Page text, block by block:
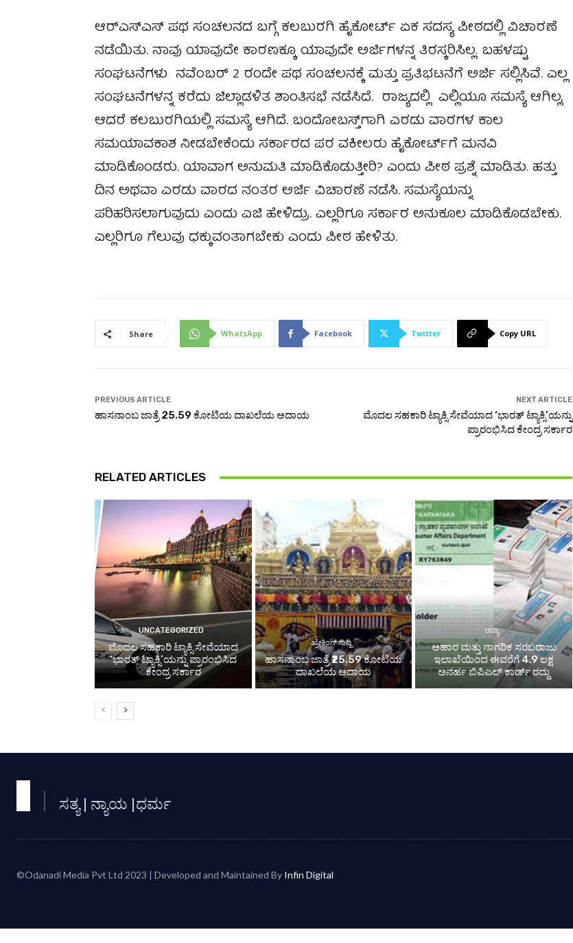
ಆರ್‌ಎಸ್‌ಎಸ್ ಪಥ ಸಂಚಲನದ ಬಗ್ಗೆ ಕಲಬುರಗಿ ಹೈಕೋರ್ಟ್ ಏಕ ಸದಸ್ಯ ಪೀಠದಲ್ಲಿ ವಿಚಾರಣೆ
ನಡೆಯಿತು. ನಾವು ಯಾವುದೇ ಕಾರಣಕ್ಕೂ ಯಾವುದೇ ಅರ್ಜಿಗಳನ್ನ ತಿರಸ್ಕರಿಸಿಲ್ಲ. ಬಹಳಷ್ಟು
ಸಂಘಟನೆಗಳು ನವೆಂಬರ್ 2 ರಂದೇ ಪಥ ಸಂಚಲನಕ್ಕೆ ಮತ್ತು ಪ್ರತಿಭಟನೆಗೆ ಅರ್ಜಿ ಸಲ್ಲಿಸಿವೆ. ಎಲ್ಲ
ಸಂಘಟನೆಗಳನ್ನ ಕರೆದು ಜಿಲ್ಲಾಡಳಿತ ಶಾಂತಿಸಭೆ ನಡೆಸಿದೆ. ರಾಜ್ಯದಲ್ಲಿ ಎಲ್ಲಿಯೂ ಸಮಸ್ಯೆ ಆಗಿಲ್ಲ,
ಆದರೆ ಕಲಬುರಗಿಯಲ್ಲಿ ಸಮಸ್ಯೆ ಆಗಿದೆ. ಬಂದೋಬಸ್ತ್‌ಗಾಗಿ ಎರಡು ವಾರಗಳ ಕಾಲ
ಸಮಯಾವಕಾಶ ನೀಡಬೇಕೆಂದು ಸರ್ಕಾರದ ಪರ ವಕೀಲರು ಹೈಕೋರ್ಟ್​ಗೆ ಮನವಿ
ಮಾಡಿಕೊಂಡರು. ಯಾವಾಗ ಅನುಮತಿ ಮಾಡಿಕೊಡುತ್ತೀರಿ? ಎಂದು ಪೀಠ ಪ್ರಶ್ನೆ ಮಾಡಿತು. ಹತ್ತು
ದಿನ ಅಥವಾ ಎರಡು ವಾರದ ನಂತರ ಅರ್ಜಿ ವಿಚಾರಣೆ ನಡೆಸಿ. ಸಮಸ್ಯೆಯನ್ನು
ಪರಿಹರಿಸಲಾಗುವುದು ಎಂದು ಎಜಿ ಹೇಳಿದ್ರು. ಎಲ್ಲರಿಗೂ ಸರ್ಕಾರ ಅನುಕೂಲ ಮಾಡಿಕೊಡಬೇಕು.
ಎಲ್ಲರಿಗೂ ಗೆಲುವು ಧಕ್ಕುವಂತಾಗಬೇಕು ಎಂದು ಪೀಠ ಹೇಳಿತು.
Share WhatsApp Facebook Twitter Copy URL
PREVIOUS ARTICLE
ಹಾಸನಾಂಬ ಜಾತ್ರೆ ₹25.59 ಕೋಟಿಯ ದಾಖಲೆಯ ಆದಾಯ
NEXT ARTICLE
ಮೊದಲ ಸಹಕಾರಿ ಟ್ಯಾಕ್ಸಿ ಸೇವೆಯಾದ ‘ಭಾರತ್ ಟ್ಯಾಕ್ಸಿ’ಯನ್ನು
ಪ್ರಾರಂಭಿಸಿದ ಕೇಂದ್ರ ಸರ್ಕಾರ
RELATED ARTICLES
UNCATEGORIZED
ಮೊದಲ ಸಹಕಾರಿ ಟ್ಯಾಕ್ಸಿ ಸೇವೆಯಾದ
‘ಭಾರತ್ ಟ್ಯಾಕ್ಸಿ’ಯನ್ನು ಪ್ರಾರಂಭಿಸಿದ
ಕೇಂದ್ರ ಸರ್ಕಾರ
ಬ್ರೇಕಿಂಗ್ ಸುದ್ದಿ
ಹಾಸನಾಂಬ ಜಾತ್ರೆ ₹25.59 ಕೋಟಿಯ
ದಾಖಲೆಯ ಆದಾಯ
ರಾಜ್ಯ
ಆಹಾರ ಮತ್ತು ನಾಗರಿಕ ಸರಬರಾಜು
ಇಲಾಖೆಯಿಂದ ಈವರೆಗೆ 4.9 ಲಕ್ಷ
ಅನರ್ಹ ಬಿಪಿಎಲ್ ಕಾರ್ಡ್ ರದ್ದು
ಸತ್ಯ | ನ್ಯಾಯ |ಧರ್ಮ
©Odanadi Media Pvt Ltd 2023 | Developed and Maintained By Infin Digital